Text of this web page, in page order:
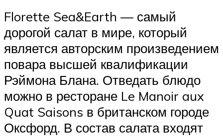
Florette Sea&Earth — самый
дорогой салат в мире, который
является авторским произведением
повара высшей квалификации
Рэймона Блана. Отведать блюдо
можно в ресторане Le Manoir aux
Quat Saisons в британском городе
Оксфорд. В состав салата входят